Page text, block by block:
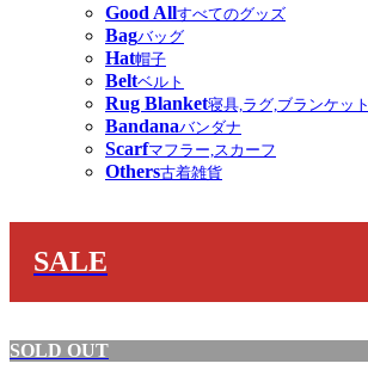
Good Allすべてのグッズ
Bagバッグ
Hat帽子
Beltベルト
Rug Blanket寝具,ラグ,ブランケット
Bandanaバンダナ
Scarfマフラー,スカーフ
Others古着雑貨
SALE
SOLD OUT